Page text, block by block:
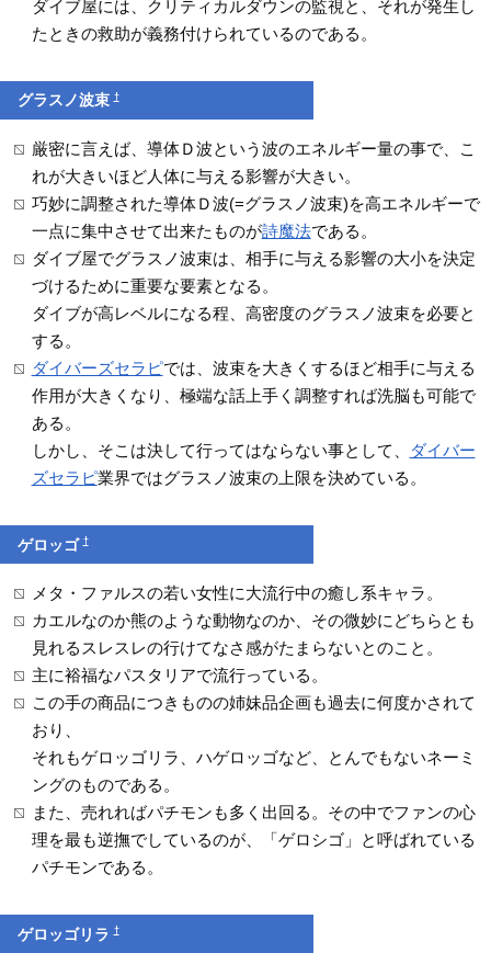
ダイブ屋には、クリティカルダウンの監視と、それが発生し
たときの救助が義務付けられているのである。
グラスノ波束†
厳密に言えば、導体Ｄ波という波のエネルギー量の事で、こ
れが大きいほど人体に与える影響が大きい。
巧妙に調整された導体Ｄ波(=グラスノ波束)を高エネルギーで
一点に集中させて出来たものが詩魔法である。
ダイブ屋でグラスノ波束は、相手に与える影響の大小を決定
づけるために重要な要素となる。
ダイブが高レベルになる程、高密度のグラスノ波束を必要と
する。
ダイバーズセラピでは、波束を大きくするほど相手に与える
作用が大きくなり、極端な話上手く調整すれば洗脳も可能で
ある。
しかし、そこは決して行ってはならない事として、
ダイバー
ズセラピ業界ではグラスノ波束の上限を決めている。
ゲロッゴ†
メタ・ファルスの若い女性に大流行中の癒し系キャラ。
カエルなのか熊のような動物なのか、その微妙にどちらとも
見れるスレスレの行けてなさ感がたまらないとのこと。
主に裕福なパスタリアで流行っている。
この手の商品につきものの姉妹品企画も過去に何度かされて
おり、
それもゲロッゴリラ、ハゲロッゴなど、とんでもないネーミ
ングのものである。
また、売れればパチモンも多く出回る。その中でファンの心
理を最も逆撫でしているのが、「ゲロシゴ」と呼ばれている
パチモンである。
ゲロッゴリラ†